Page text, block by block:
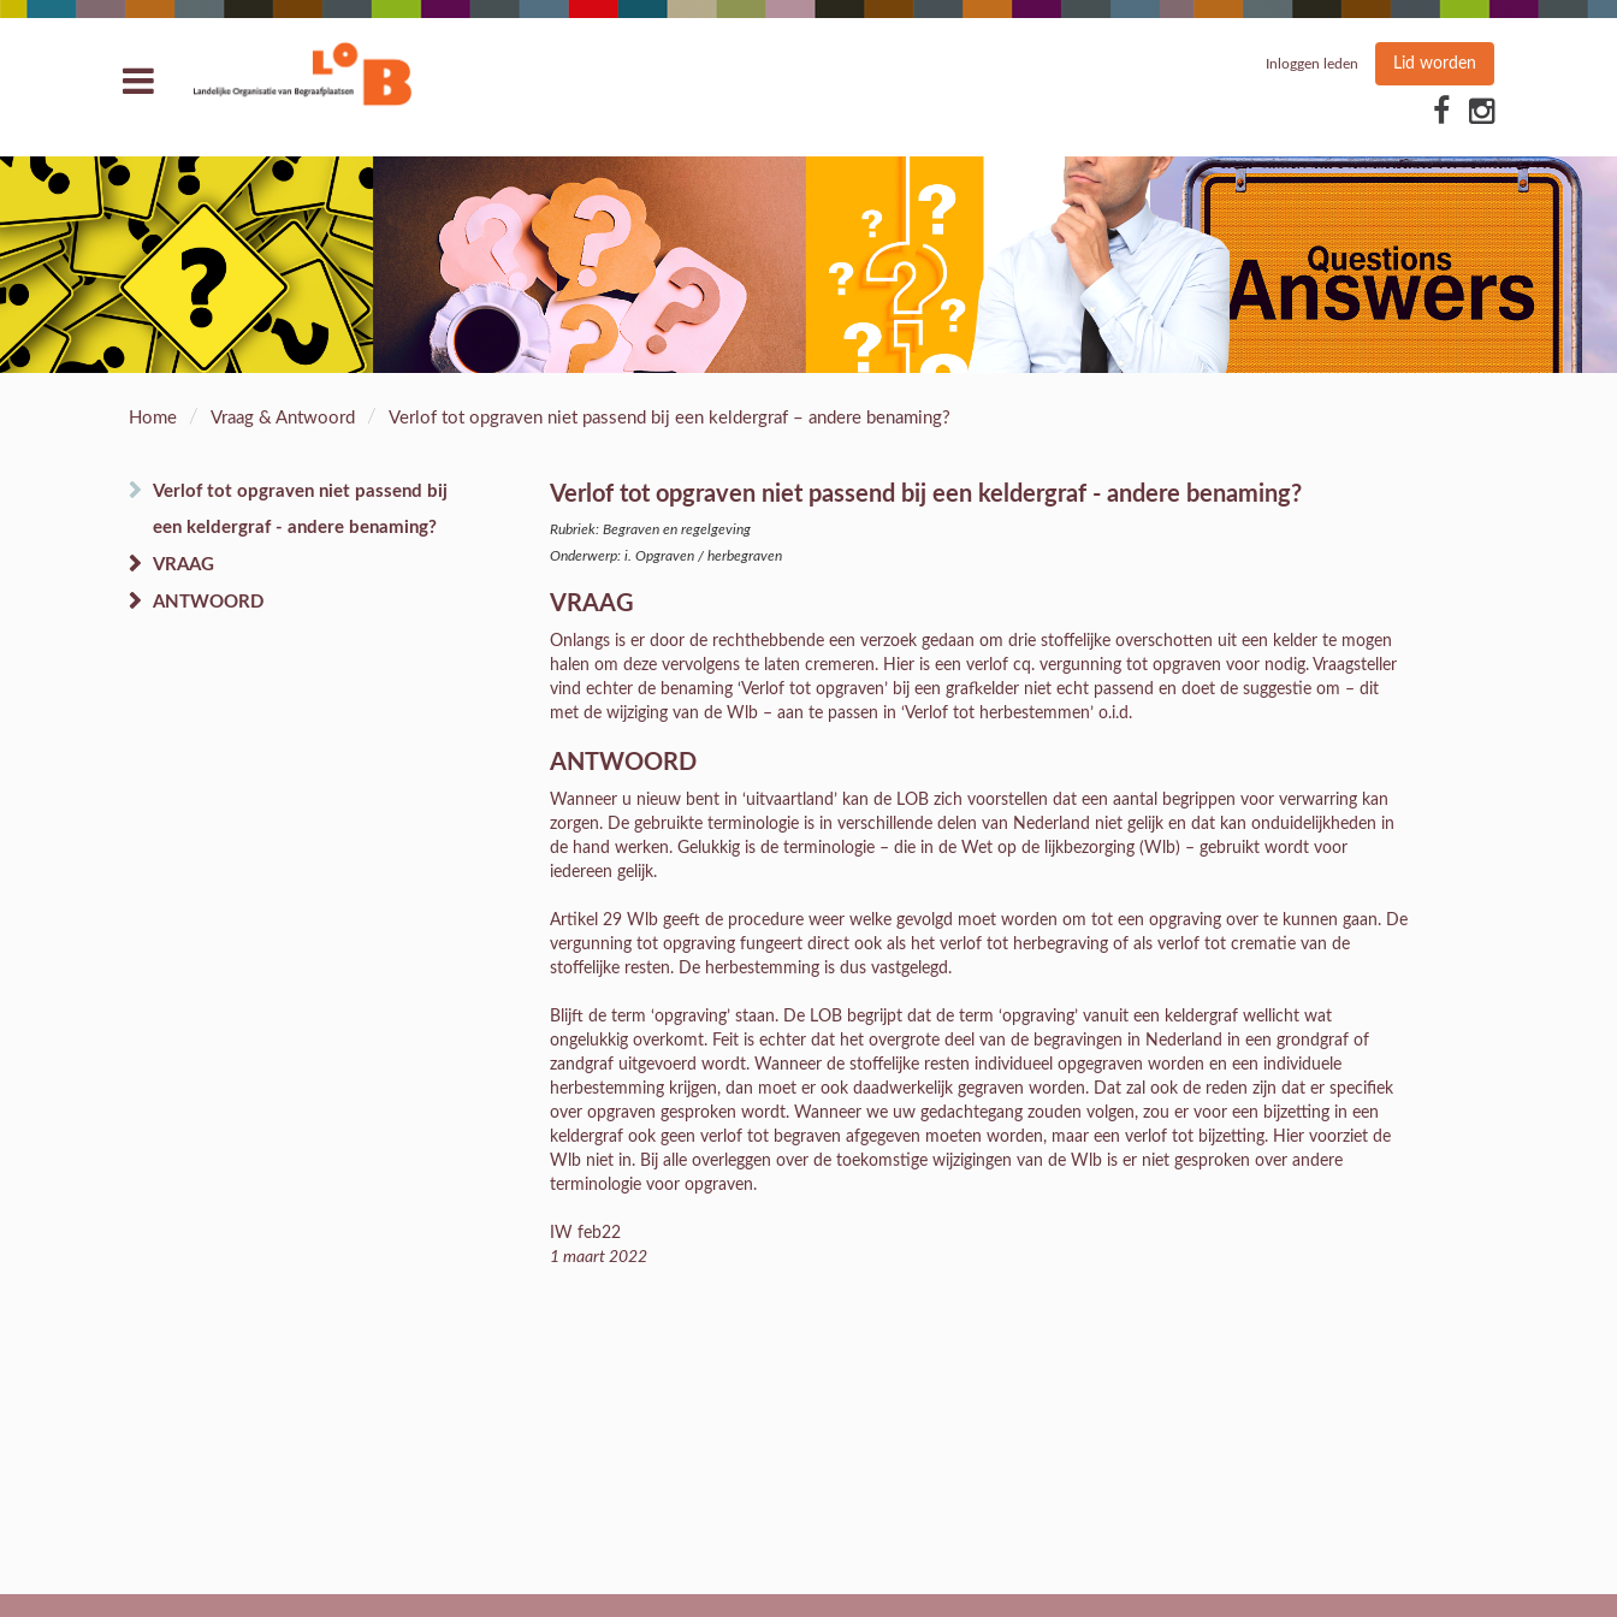
Inloggen leden Lid worden
Home / Vraag & Antwoord / Verlof tot opgraven niet passend bij een keldergraf – andere benaming?
Verlof tot opgraven niet passend bij
een keldergraf - andere benaming?
VRAAG
ANTWOORD
Verlof tot opgraven niet passend bij een keldergraf - andere benaming?
Rubriek: Begraven en regelgeving
Onderwerp: i. Opgraven / herbegraven
VRAAG
Onlangs is er door de rechthebbende een verzoek gedaan om drie stoffelijke overschotten uit een kelder te mogen
halen om deze vervolgens te laten cremeren. Hier is een verlof cq. vergunning tot opgraven voor nodig. Vraagsteller
vind echter de benaming ‘Verlof tot opgraven’ bij een grafkelder niet echt passend en doet de suggestie om – dit
met de wijziging van de Wlb – aan te passen in ‘Verlof tot herbestemmen’ o.i.d.
ANTWOORD
Wanneer u nieuw bent in ‘uitvaartland’ kan de LOB zich voorstellen dat een aantal begrippen voor verwarring kan
zorgen. De gebruikte terminologie is in verschillende delen van Nederland niet gelijk en dat kan onduidelijkheden in
de hand werken. Gelukkig is de terminologie – die in de Wet op de lijkbezorging (Wlb) – gebruikt wordt voor
iedereen gelijk.
Artikel 29 Wlb geeft de procedure weer welke gevolgd moet worden om tot een opgraving over te kunnen gaan. De
vergunning tot opgraving fungeert direct ook als het verlof tot herbegraving of als verlof tot crematie van de
stoffelijke resten. De herbestemming is dus vastgelegd.
Blijft de term ‘opgraving’ staan. De LOB begrijpt dat de term ‘opgraving’ vanuit een keldergraf wellicht wat
ongelukkig overkomt. Feit is echter dat het overgrote deel van de begravingen in Nederland in een grondgraf of
zandgraf uitgevoerd wordt. Wanneer de stoffelijke resten individueel opgegraven worden en een individuele
herbestemming krijgen, dan moet er ook daadwerkelijk gegraven worden. Dat zal ook de reden zijn dat er specifiek
over opgraven gesproken wordt. Wanneer we uw gedachtegang zouden volgen, zou er voor een bijzetting in een
keldergraf ook geen verlof tot begraven afgegeven moeten worden, maar een verlof tot bijzetting. Hier voorziet de
Wlb niet in. Bij alle overleggen over de toekomstige wijzigingen van de Wlb is er niet gesproken over andere
terminologie voor opgraven.
IW feb22
1 maart 2022